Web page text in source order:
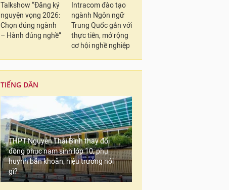
Talkshow “Đăng ký
nguyện vọng 2026:
Chọn đúng ngành
– Hành đúng nghề”
Intracom đào tạo
ngành Ngôn ngữ
Trung Quốc gắn với
thực tiễn, mở rộng
cơ hội nghề nghiệp
TIẾNG DÂN
THPT Nguyễn Thái Bình thay đổi
đồng phục nam sinh lớp 10, phụ
huynh băn khoăn, hiệu trưởng nói
gì?